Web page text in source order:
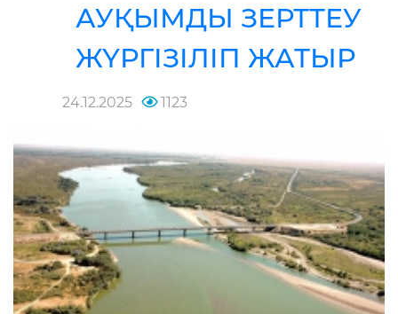
АУҚЫМДЫ ЗЕРТТЕУ
ЖҮРГІЗІЛІП ЖАТЫР
24.12.2025 1123